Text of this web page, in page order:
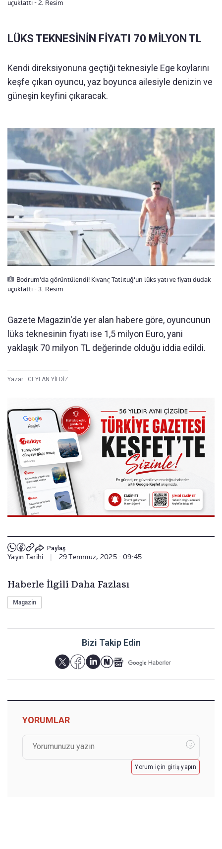
uçuklattı - 2. Resim
LÜKS TEKNESİNİN FİYATI 70 MİLYON TL
Kendi direksiyonuna geçtiği teknesiyle Ege koylarını
keşfe çıkan oyuncu, yaz boyunca ailesiyle denizin ve
güneşin keyfini çıkaracak.
Bodrum'da görüntülendi! Kıvanç Tatlıtuğ'un lüks yatı ve fiyatı dudak
uçuklattı - 3. Resim
Gazete Magazin'de yer alan habere göre, oyuncunun
lüks teknesinin fiyatı ise 1,5 milyon Euro, yani
yaklaşık 70 milyon TL değerinde olduğu iddia edildi.
Yazar : CEYLAN YİLDİZ
Paylaş
Yayın Tarihi 29 Temmuz, 2025 - 09:45
Haberle İlgili Daha Fazlası
Magazin
Bizi Takip Edin
YORUMLAR
Yorum için giriş yapın